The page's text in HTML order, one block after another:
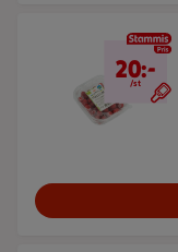
20 kr/st
20:-
/st